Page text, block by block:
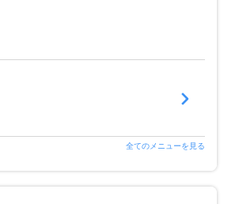
全てのメニューを見る